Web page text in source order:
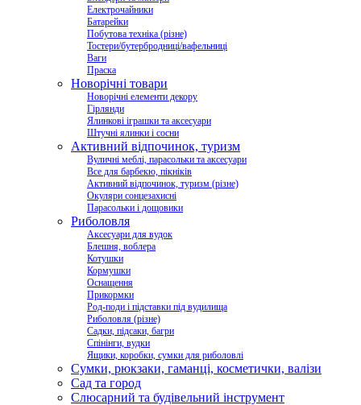
Електрочайники
Батарейки
Побутова техніка (різне)
Тостери/бутербродниці/вафельниці
Ваги
Праска
Новорічні товари
Новорічні елементи декору
Гірлянди
Ялинкові іграшки та аксесуари
Штучні ялинки і сосни
Активний відпочинок, туризм
Вуличні меблі, парасольки та аксесуари
Все для барбекю, пікніків
Активний відпочинок, туризм (різне)
Окуляри сонцезахисні
Парасольки і дощовики
Риболовля
Аксесуари для вудок
Блешня, воблера
Котушки
Кормушки
Оснащення
Прикормки
Род-поди і підставки під вудилища
Риболовля (різне)
Садки, підсаки, багри
Спінінги, вудки
Ящики, коробки, сумки для риболовлі
Сумки, рюкзаки, гаманці, косметички, валізи
Сад та город
Слюсарний та будівельний інструмент